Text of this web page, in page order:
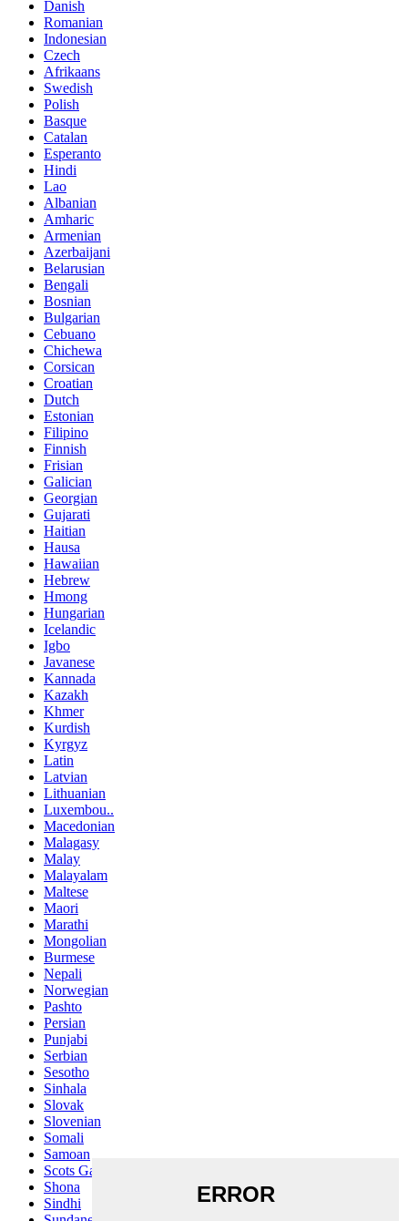
Danish
Romanian
Indonesian
Czech
Afrikaans
Swedish
Polish
Basque
Catalan
Esperanto
Hindi
Lao
Albanian
Amharic
Armenian
Azerbaijani
Belarusian
Bengali
Bosnian
Bulgarian
Cebuano
Chichewa
Corsican
Croatian
Dutch
Estonian
Filipino
Finnish
Frisian
Galician
Georgian
Gujarati
Haitian
Hausa
Hawaiian
Hebrew
Hmong
Hungarian
Icelandic
Igbo
Javanese
Kannada
Kazakh
Khmer
Kurdish
Kyrgyz
Latin
Latvian
Lithuanian
Luxembou..
Macedonian
Malagasy
Malay
Malayalam
Maltese
Maori
Marathi
Mongolian
Burmese
Nepali
Norwegian
Pashto
Persian
Punjabi
Serbian
Sesotho
Sinhala
Slovak
Slovenian
Somali
Samoan
Scots Gaelic
Shona
Sindhi